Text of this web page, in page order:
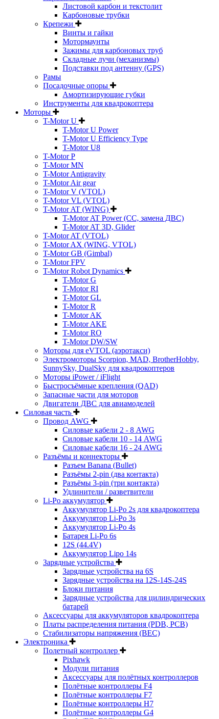
Листовой карбон и текстолит
Карбоновые трубки
Крепежи
Винты и гайки
Мотормаунты
Зажимы для карбоновых труб
Складные лучи (механизмы)
Подставки под антенну (GPS)
Рамы
Посадочные опоры
Амортизирующие губки
Инструменты для квадрокоптера
Моторы
T-Motor U
T-Motor U Power
T-Motor U Efficiency Type
T-Motor U8
T-Motor P
T-Motor MN
T-Motor Antigravity
T-Motor Air gear
T-Motor V (VTOL)
T-Motor VL (VTOL)
T-Motor AT (WING)
T-Motor AT Power (CC, замена ДВС)
T-Motor AT 3D, Glider
T-Motor AT (VTOL)
T-Motor AX (WING, VTOL)
T-Motor GB (Gimbal)
T-Motor FPV
T-Motor Robot Dynamics
T-Motor G
T-Motor RI
T-Motor GL
T-Motor R
T-Motor AK
T-Motor AKE
T-Motor RO
T-Motor DW/SW
Моторы для eVTOL (аэротакси)
Электромоторы Scorpion, MAD, BrotherHobby,
SunnySky, DualSky для квадрокоптеров
Моторы iPower / iFlight
Быстросъёмные крепления (QAD)
Запасные части для моторов
Двигатели ДВС для авиамоделей
Силовая часть
Провод AWG
Силовые кабели 2 - 8 AWG
Силовые кабели 10 - 14 AWG
Силовые кабели 16 - 24 AWG
Разъёмы и коннекторы
Разъем Banana (Bullet)
Разъёмы 2-pin (два контакта)
Разъёмы 3-pin (три контакта)
Удлинители / разветвители
Li-Po аккумулятор
Аккумулятор Li-Po 2s для квадрокоптера
Аккумулятор Li-Po 3s
Аккумулятор Li-Po 4s
Батарея Li-Po 6s
12S (44.4V)
Аккумулятор Lipo 14s
Зарядные устройства
Зарядные устройства на 6S
Зарядные устройства на 12S-14S-24S
Блоки питания
Зарядные устройства для цилиндрических
батарей
Аксессуары для аккумуляторов квадрокоптера
Платы распределения питания (PDB, PCB)
Стабилизаторы напряжения (BEC)
Электроника
Полетный контроллер
Pixhawk
Модули питания
Аксессуары для полётных контроллеров
Полётные контроллеры F4
Полётные контроллеры F7
Полётные контроллеры H7
Полётные контроллеры G4